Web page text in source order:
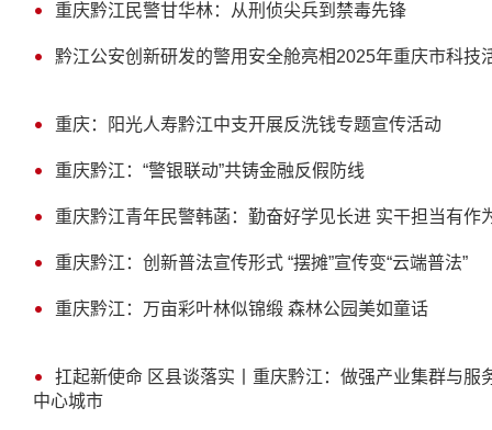
重庆黔江民警甘华林：从刑侦尖兵到禁毒先锋
黔江公安创新研发的警用安全舱亮相2025年重庆市科技
重庆：阳光人寿黔江中支开展反洗钱专题宣传活动
重庆黔江：“警银联动”共铸金融反假防线
重庆黔江青年民警韩菡：勤奋好学见长进 实干担当有作
重庆黔江：创新普法宣传形式 “摆摊”宣传变“云端普法”
重庆黔江：万亩彩叶林似锦缎 森林公园美如童话
扛起新使命 区县谈落实丨重庆黔江：做强产业集群与服
中心城市